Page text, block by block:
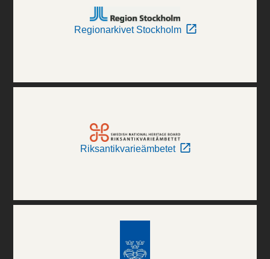
Regionarkivet Stockholm
Riksantikvarieämbetet